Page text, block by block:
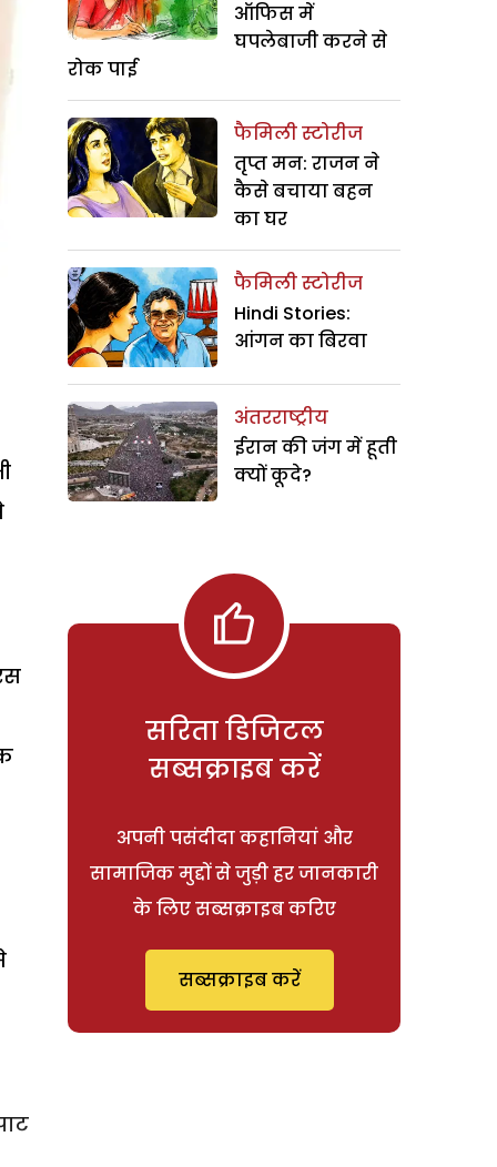
ऑफिस में
घपलेबाजी करने से
रोक पाई
फैमिली स्टोरीज
तृप्त मन: राजन ने
कैसे बचाया बहन
का घर
फैमिली स्टोरीज
Hindi Stories:
आंगन का बिरवा
अंतरराष्ट्रीय
ईरान की जंग में हूती
क्यों कूदे?
सरिता डिजिटल
सब्सक्राइब करें
अपनी पसंदीदा कहानियां और
सामाजिक मुद्दों से जुड़ी हर जानकारी
के लिए सब्सक्राइब करिए
सब्सक्राइब करें